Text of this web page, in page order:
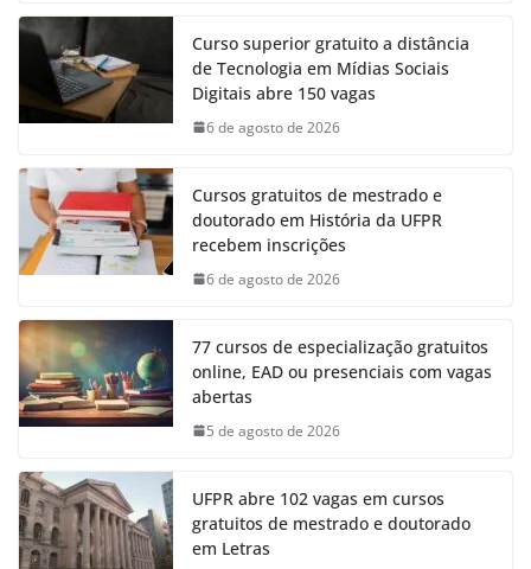
Curso superior gratuito a distância
de Tecnologia em Mídias Sociais
Digitais abre 150 vagas
6 de agosto de 2026
Cursos gratuitos de mestrado e
doutorado em História da UFPR
recebem inscrições
6 de agosto de 2026
77 cursos de especialização gratuitos
online, EAD ou presenciais com vagas
abertas
5 de agosto de 2026
UFPR abre 102 vagas em cursos
gratuitos de mestrado e doutorado
em Letras